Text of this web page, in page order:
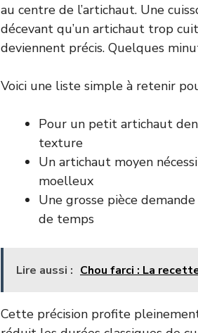
au centre de l’artichaut. Une
décevant qu’un artichaut trop
deviennent précis. Quelques
Voici une liste simple à retenir
Pour un petit artichaut
texture
Un artichaut moyen
moelleux
Une grosse pièce
de temps
Lire aussi : Chou farci : La
Cette précision profite